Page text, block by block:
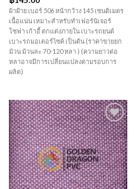
ผ้าฝ้าย เบอร์ 506 หน้ากว้าง 145 เซนติเมตร
เนื้อแน่น เหมาะสำหรับทำเฟอร์นิเจอร์
โซฟา เก้าอี้ ตกแต่งภายใน เบาะรถยนต์
เบาะรถมอเตอร์ไซค์ เป็นต้น (ราคาขายยก
ม้วน ม้วนละ 70-120 หลา ) (ความยาวต่อ
หลาอาจมีการเปลี่ยนแปลงตามรอบการ
ผลิต)
Add to
Wishlist